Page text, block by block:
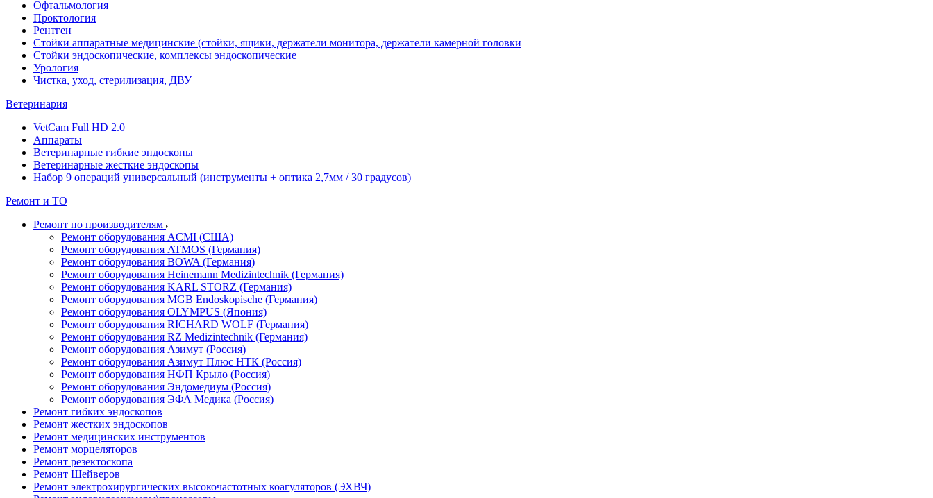
Офтальмология
Проктология
Рентген
Стойки аппаратные медицинские (стойки, ящики, держатели монитора, держатели камерной головки
Стойки эндоскопические, комплексы эндоскопические
Урология
Чистка, уход, стерилизация, ДВУ
Ветеринария
VetCam Full HD 2.0
Аппараты
Ветеринарные гибкие эндоскопы
Ветеринарные жесткие эндоскопы
Набор 9 операций универсальный (инструменты + оптика 2,7мм / 30 градусов)
Ремонт и ТО
Ремонт по производителям
Ремонт оборудования ACMI (США)
Ремонт оборудования ATMOS (Германия)
Ремонт оборудования BOWA (Германия)
Ремонт оборудования Heinemann Medizintechnik (Германия)
Ремонт оборудования KARL STORZ (Германия)
Ремонт оборудования MGB Endoskopische (Германия)
Ремонт оборудования OLYMPUS (Япония)
Ремонт оборудования RICHARD WOLF (Германия)
Ремонт оборудования RZ Medizintechnik (Германия)
Ремонт оборудования Азимут (Россия)
Ремонт оборудования Азимут Плюс НТК (Россия)
Ремонт оборудования НФП Крыло (Россия)
Ремонт оборудования Эндомедиум (Россия)
Ремонт оборудования ЭФА Медика (Россия)
Ремонт гибких эндоскопов
Ремонт жестких эндоскопов
Ремонт медицинских инструментов
Ремонт морцеляторов
Ремонт резектоскопа
Ремонт Шейверов
Ремонт электрохирургических высокочастотных коагуляторов (ЭХВЧ)